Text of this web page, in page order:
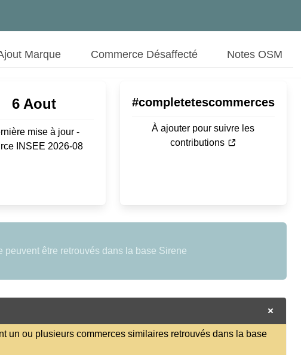
Marque Commerce Désaffecté Notes OSM
6 Aout
mise à jour -
INSEE 2026-08
#completetescommerces
À ajouter pour suivre les
contributions
peuvent être retrouvés dans la base Sirene
un ou plusieurs commerces similaires retrouvés dans la base